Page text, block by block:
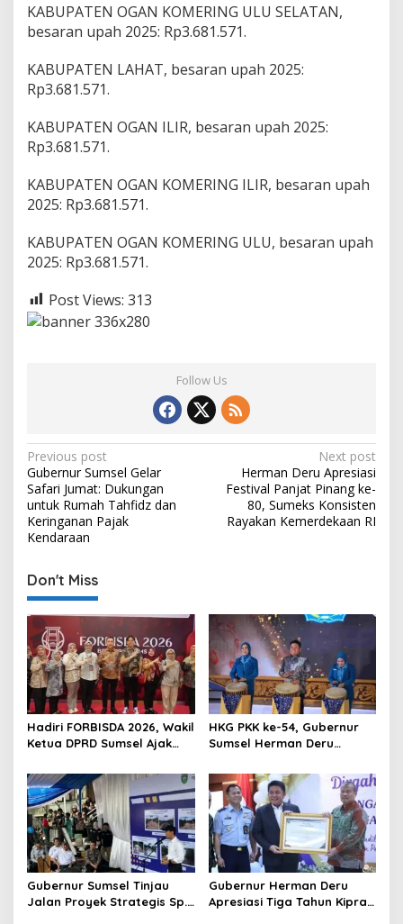
KABUPATEN OGAN KOMERING ULU SELATAN,
besaran upah 2025: Rp3.681.571.
KABUPATEN LAHAT, besaran upah 2025:
Rp3.681.571.
KABUPATEN OGAN ILIR, besaran upah 2025:
Rp3.681.571.
KABUPATEN OGAN KOMERING ILIR, besaran upah
2025: Rp3.681.571.
KABUPATEN OGAN KOMERING ULU, besaran upah
2025: Rp3.681.571.
Post Views: 313
Follow Us
P
o
s
t
a
v
i
g
a
t
i
n
Previous post
Gubernur Sumsel Gelar
Safari Jumat: Dukungan
untuk Rumah Tahfidz dan
Keringanan Pajak
Kendaraan
Next post
Herman Deru Apresiasi
Festival Panjat Pinang ke-
80, Sumeks Konsisten
Rayakan Kemerdekaan RI
Don't Miss
Hadiri FORBISDA 2026, Wakil
Ketua DPRD Sumsel Ajak
Kekuatan Ekonomi Baru
HKG PKK ke-54, Gubernur
Sumsel Herman Deru
dan Penguatan Peran
Perempuan
Gubernur Sumsel Tinjau
Jalan Proyek Strategis Sp.
Gubernur Herman Deru
Apresiasi Tiga Tahun Kiprah